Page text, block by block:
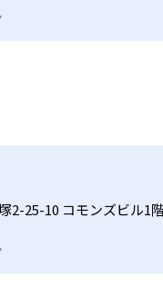
業を行う場合もある
2-25-10 コモンズビル1